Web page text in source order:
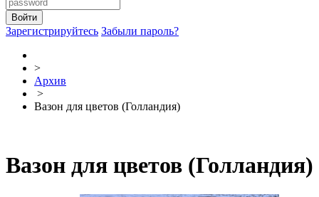
Зарегистрируйтесь Забыли пароль?
>
Архив
>
Вазон для цветов (Голландия)
Вазон для цветов (Голландия)